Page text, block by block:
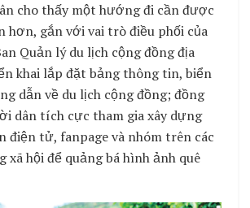
cho thấy một hướng đi cần được
hơn, gắn với vai trò điều phối của
Quản lý du lịch cộng đồng địa
khai lắp đặt bảng thông tin, biển
dẫn về du lịch cộng đồng; đồng
dân tích cực tham gia xây dựng
điện tử, fanpage và nhóm trên các
xã hội để quảng bá hình ảnh quê